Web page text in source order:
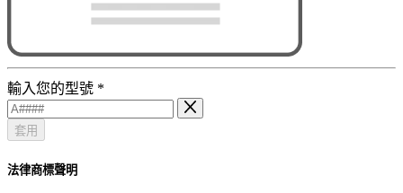
輸入您的型號 *
套用
法律商標聲明